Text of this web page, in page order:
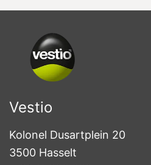
Vestio
Kolonel Dusartplein 20
3500 Hasselt